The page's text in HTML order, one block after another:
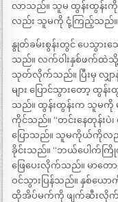
လာသည်။ သူမ ထွန်းထွန်းကို
လည်း သူမကို ငုံ့ကြည့်သည်။
နွုတ်ခမ်းစွန်းတွင် ပေသွာ
သည်။ လက်ဝါးနှစ်ဖက်ထဲ
သုတ်လိုက်သည်။ ပြီးမှ လျှာ
များ ပြောင်သွားတော့ ထွ
သည်။ ထွန်းထွန်းက သူမကို မ
ကိုင်သည်။ “တင်းနေတုန်းပဲ
ပြောသည်။ သူမကိုယ်ကိုလ
ခိုင်းသည်။ “ဘယ်ပေါက်ကြို
ဖြေပေးလိုက်သည်။ မာတေ
ဝင်သွားပြန်သည်။ နှစ်ယေ
ထိုအိပ်မက်ကို ဖျက်ဆီးလိုက်